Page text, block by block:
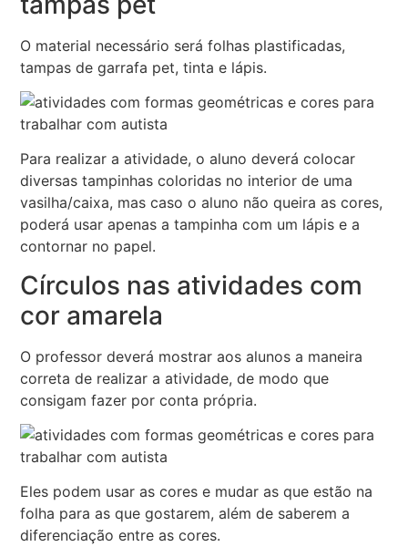
O material necessário será folhas plastificadas,
tampas de garrafa pet, tinta e lápis.
Para realizar a atividade, o aluno deverá colocar
diversas tampinhas coloridas no interior de uma
vasilha/caixa, mas caso o aluno não queira as cores,
poderá usar apenas a tampinha com um lápis e a
contornar no papel.
Círculos nas atividades com
cor amarela
O professor deverá mostrar aos alunos a maneira
correta de realizar a atividade, de modo que
consigam fazer por conta própria.
Eles podem usar as cores e mudar as que estão na
folha para as que gostarem, além de saberem a
diferenciação entre as cores.